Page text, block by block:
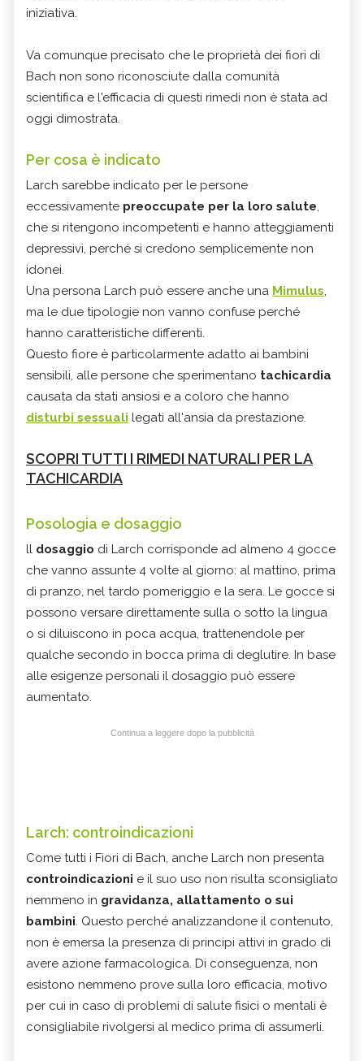
iniziativa.
Va comunque precisato che le proprietà dei fiori di
Bach non sono riconosciute dalla comunità
scientifica e l'efficacia di questi rimedi non è stata ad
oggi dimostrata.
Per cosa è indicato
Larch sarebbe indicato per le persone
eccessivamente preoccupate per la loro salute,
che si ritengono incompetenti e hanno atteggiamenti
depressivi, perché si credono semplicemente non
idonei.
Una persona Larch può essere anche una Mimulus,
ma le due tipologie non vanno confuse perché
hanno caratteristiche differenti.
Questo fiore è particolarmente adatto ai bambini
sensibili, alle persone che sperimentano tachicardia
causata da stati ansiosi e a coloro che hanno
disturbi sessuali legati all'ansia da prestazione.
SCOPRI TUTTI I RIMEDI NATURALI PER LA
TACHICARDIA
Posologia e dosaggio
ll dosaggio di Larch corrisponde ad almeno 4 gocce
che vanno assunte 4 volte al giorno: al mattino, prima
di pranzo, nel tardo pomeriggio e la sera. Le gocce si
possono versare direttamente sulla o sotto la lingua
o si diluiscono in poca acqua, trattenendole per
qualche secondo in bocca prima di deglutire. In base
alle esigenze personali il dosaggio può essere
aumentato.
Continua a leggere dopo la pubblicità
Larch: controindicazioni
Come tutti i Fiori di Bach, anche Larch non presenta
controindicazioni e il suo uso non risulta sconsigliato
nemmeno in gravidanza, allattamento o sui
bambini. Questo perché analizzandone il contenuto,
non è emersa la presenza di principi attivi in grado di
avere azione farmacologica. Di conseguenza, non
esistono nemmeno prove sulla loro efficacia, motivo
per cui in caso di problemi di salute fisici o mentali è
consigliabile rivolgersi al medico prima di assumerli.